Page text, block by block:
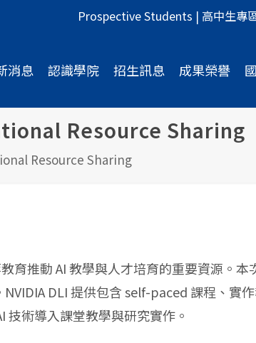
Prospective Students | 高中生專
消息 認識學院 招生訊息 成果榮譽
Resource Sharing
Resource Sharing
育推動 AI 教學與人才培育的重要資源。
DLI 提供包含 self-paced 課程、
技術導入課堂教學與研究實作。